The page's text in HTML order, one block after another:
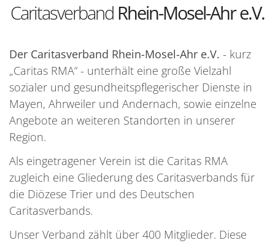
Caritasverband Rhein-Mosel-Ahr e.V.
Der Caritasverband Rhein-Mosel-Ahr e.V. - kurz
„Caritas RMA“ - unterhält eine große Vielzahl
sozialer und gesundheitspflegerischer Dienste in
Mayen, Ahrweiler und Andernach, sowie einzelne
Angebote an weiteren Standorten in unserer
Region.
Als eingetragener Verein ist die Caritas RMA
zugleich eine Gliederung des Caritasverbands für
die Diözese Trier und des Deutschen
Caritasverbands.
Unser Verband zählt über 400 Mitglieder. Diese